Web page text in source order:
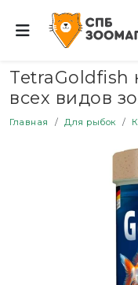
TetraGoldfish
всех видов
Главная Для рыбок